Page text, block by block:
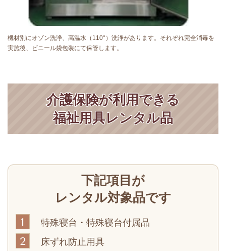
機材別にオゾン洗浄、高温水（110°）洗浄があります。それぞれ完全消毒を
実施後、ビニール袋包装にて保管します。
介護保険が利用できる
福祉用具レンタル品
下記項目が
レンタル対象品です
1 特殊寝台・特殊寝台付属品
2 床ずれ防止用具